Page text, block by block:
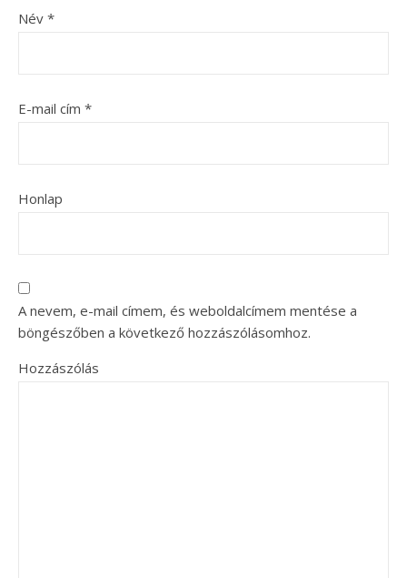
Név *
E-mail cím *
Honlap
A nevem, e-mail címem, és weboldalcímem mentése a
böngészőben a következő hozzászólásomhoz.
Hozzászólás